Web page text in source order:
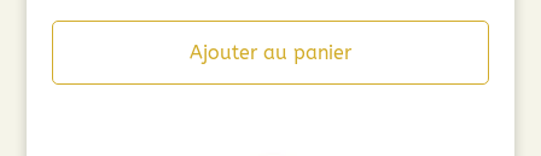
Ajouter au panier